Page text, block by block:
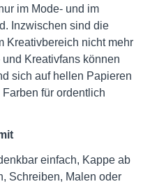
im Mode- und im
Inzwischen sind die
Kreativbereich nicht mehr
Kreativfans können
sich auf hellen Papieren
für ordentlich
einfach, Kappe ab
Schreiben, Malen oder